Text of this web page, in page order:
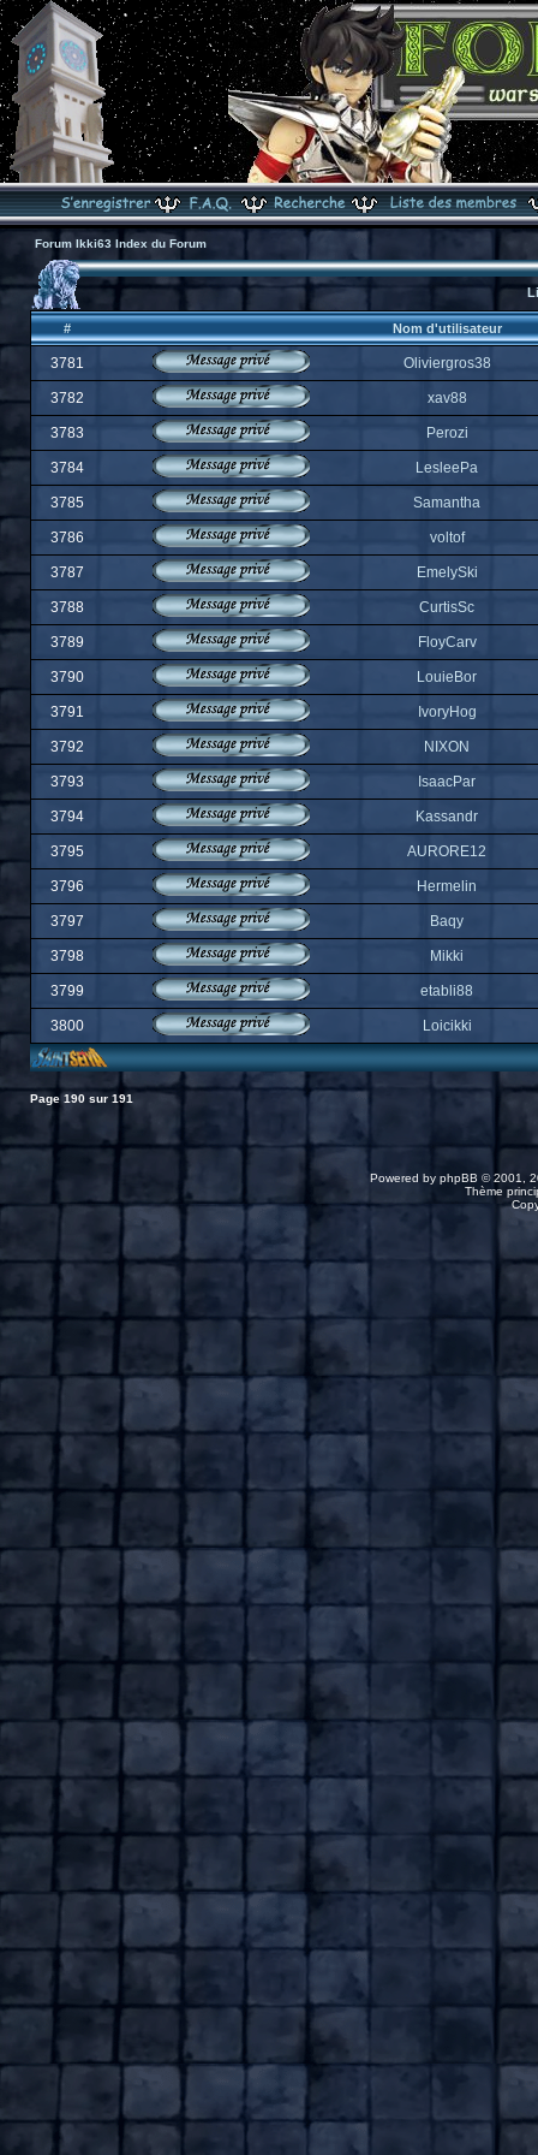
Forum Ikki63 Index du Forum
# Nom d'utilisateur
3781 Oliviergros38
3782 xav88
3783 Perozi
3784 LesleePa
3785 Samantha
3786 voltof
3787 EmelySki
3788 CurtisSc
3789 FloyCarv
3790 LouieBor
3791 IvoryHog
3792 NIXON
3793 IsaacPar
3794 Kassandr
3795 AURORE12
3796 Hermelin
3797 Baqy
3798 Mikki
3799 etabli88
3800 Loicikki
Page 190sur 191
Powered by phpBB © 2001,
Thème